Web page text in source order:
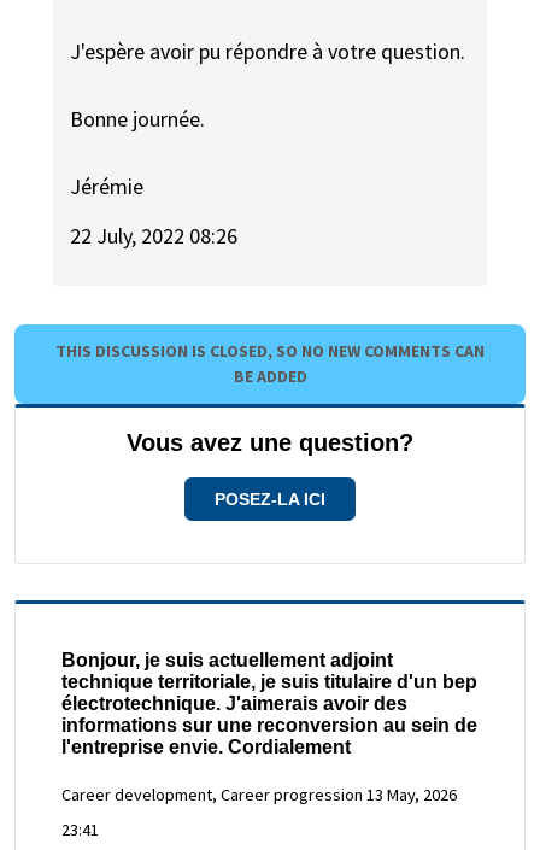
J'espère avoir pu répondre à votre question.
Bonne journée.
Jérémie
22 July, 2022 08:26
THIS DISCUSSION IS CLOSED, SO NO NEW COMMENTS CAN
BE ADDED
Vous avez une question?
POSEZ-LA ICI
Bonjour, je suis actuellement adjoint
technique territoriale, je suis titulaire d'un bep
électrotechnique. J'aimerais avoir des
informations sur une reconversion au sein de
l'entreprise envie. Cordialement
Career development, Career progression 13 May, 2026
23:41